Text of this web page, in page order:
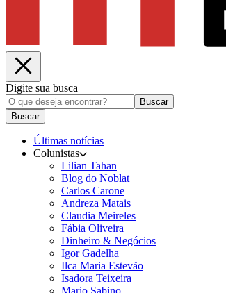
Digite sua busca
Buscar
Buscar
Últimas notícias
Colunistas
Lilian Tahan
Blog do Noblat
Carlos Carone
Andreza Matais
Claudia Meireles
Fábia Oliveira
Dinheiro & Negócios
Igor Gadelha
Ilca Maria Estevão
Isadora Teixeira